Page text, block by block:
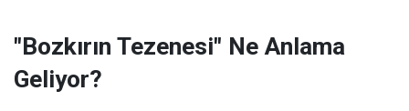
"Bozkırın Tezenesi" Ne Anlama
Geliyor?